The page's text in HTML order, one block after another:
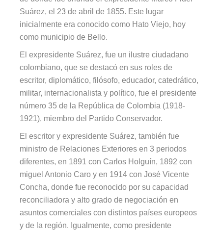
Suárez, el 23 de abril de 1855. Este lugar
inicialmente era conocido como Hato Viejo, hoy
como municipio de Bello.
El expresidente Suárez, fue un ilustre ciudadano
colombiano, que se destacó en sus roles de
escritor, diplomático, filósofo, educador, catedrático,
militar, internacionalista y político, fue el presidente
número 35 de la República de Colombia (1918-
1921), miembro del Partido Conservador.
El escritor y expresidente Suárez, también fue
ministro de Relaciones Exteriores en 3 periodos
diferentes, en 1891 con Carlos Holguín, 1892 con
miguel Antonio Caro y en 1914 con José Vicente
Concha, donde fue reconocido por su capacidad
reconciliadora y alto grado de negociación en
asuntos comerciales con distintos países europeos
y de la región. Igualmente, como presidente